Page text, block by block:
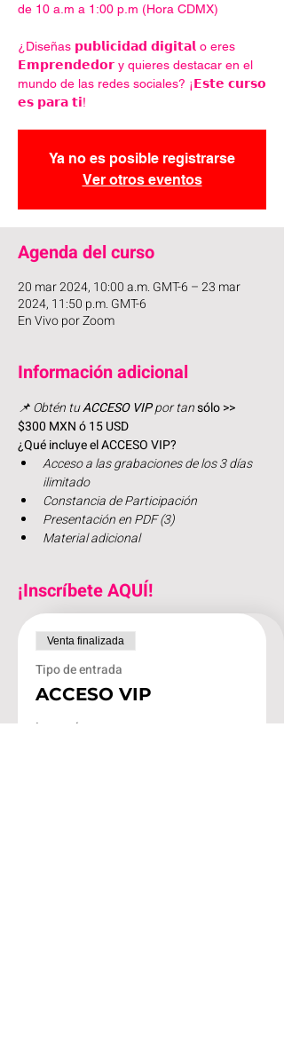
de 10 a.m a 1:00 p.m (Hora CDMX)
¿Diseñas 𝗽𝘂𝗯𝗹𝗶𝗰𝗶𝗱𝗮𝗱 𝗱𝗶𝗴𝗶𝘁𝗮𝗹 o eres
𝗘𝗺𝗽𝗿𝗲𝗻𝗱𝗲𝗱𝗼𝗿 y quieres destacar en el
mundo de las redes sociales? ¡𝗘𝘀𝘁𝗲 𝗰𝘂𝗿𝘀𝗼
𝗲𝘀 𝗽𝗮𝗿𝗮 𝘁𝗶!
Ya no es posible registrarse
Ver otros eventos
Agenda del curso
20 mar 2024, 10:00 a.m. GMT-6 – 23 mar
2024, 11:50 p.m. GMT-6
En Vivo por Zoom
Información adicional
📌 Obtén tu ACCESO VIP por tan sólo >>
$300 MXN ó 15 USD
¿Qué incluye el ACCESO VIP?
Acceso a las grabaciones de los 3 días
ilimitado
Constancia de Participación
Presentación en PDF (3)
Material adicional
¡Inscríbete AQUÍ!
Venta finalizada
Tipo de entrada
ACCESO VIP
Leer más